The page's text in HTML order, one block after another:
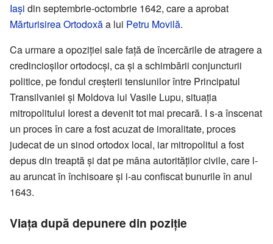
Iași din septembrie-octombrie 1642, care a aprobat
Mărturisirea Ortodoxăa lui Petru Movilă.
Ca urmare a opoziției sale față de încercările de atragere a
credincioșilor ortodocși, ca și a schimbării conjuncturii
politice, pe fondul creșterii tensiunilor între Principatul
Transilvaniei și Moldova lui Vasile Lupu, situația
mitropolitului Iorest a devenit tot mai precară. I s-a înscenat
un proces în care a fost acuzat de imoralitate, proces
judecat de un sinod ortodox local, iar mitropolitul a fost
depus din treaptă și dat pe mâna autorităților civile, care l-
au aruncat în închisoare și i-au confiscat bunurile în anul
1643.
Viața după depunere din poziție